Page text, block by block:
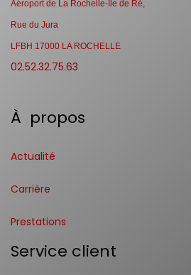
Aéroport de La Rochelle-Ile de Ré,
Rue du Jura
LFBH 17000 LA ROCHELLE
02.52.32.75.63
À propos
Actualité
Carrière
Prestations
Service client